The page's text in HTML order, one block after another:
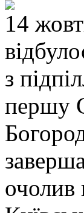
14
з
першу
очолив